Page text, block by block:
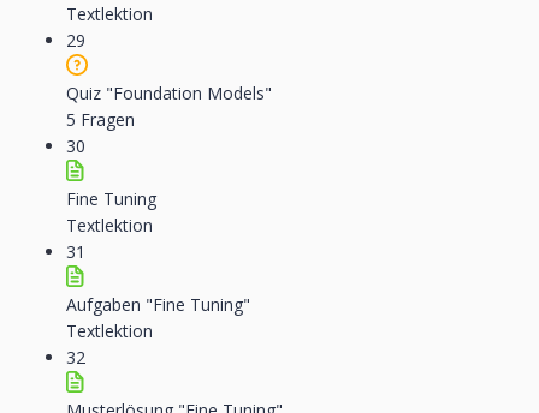
Textlektion
29
Quiz "Foundation Models"
5 Fragen
30
Fine Tuning
Textlektion
31
Aufgaben "Fine Tuning"
Textlektion
32